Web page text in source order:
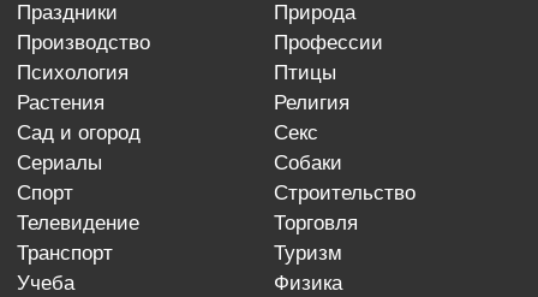
праздники
природа
производство
профессии
психология
птицы
растения
религия
сад и огород
секс
сериалы
собаки
спорт
строительство
телевидение
торговля
транспорт
туризм
учеба
физика